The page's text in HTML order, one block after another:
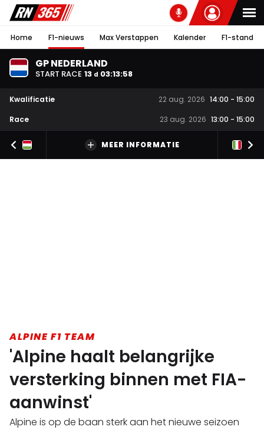
Home F1-nieuws Max Verstappen Kalender F1-stand
GP NEDERLAND
START RACE 13 d 03:13:57
Kwalificatie 22 aug. 2026 14:00 - 15:00
Race
23 aug. 2026 13:00 - 15:00
MEER INFORMATIE
ALPINE F1 TEAM
'Alpine haalt belangrijke
versterking binnen met FIA-
aanwinst'
Alpine is op de baan sterk aan het nieuwe seizoen